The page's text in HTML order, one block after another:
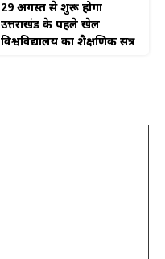
29 अगस्त से शुरू होगा
उत्तराखंड के पहले खेल
विश्वविद्यालय का शैक्षणिक सत्र